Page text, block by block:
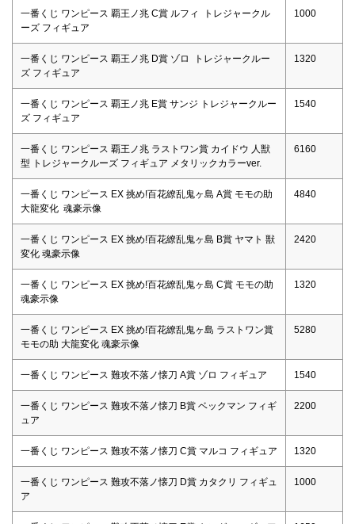
一番くじ ワンピース 覇王ノ兆 C賞 ルフィ トレジャークル
ーズ フィギュア
1000
一番くじ ワンピース 覇王ノ兆 D賞 ゾロ トレジャークルー
ズ フィギュア
1320
一番くじ ワンピース 覇王ノ兆 E賞 サンジ トレジャークルー
ズ フィギュア
1540
一番くじ ワンピース 覇王ノ兆 ラストワン賞 カイドウ 人獣
型 トレジャークルーズ フィギュア メタリックカラーver.
6160
一番くじ ワンピース EX 挑め!百花繚乱鬼ヶ島 A賞 モモの助
大龍変化 魂豪示像
4840
一番くじ ワンピース EX 挑め!百花繚乱鬼ヶ島 B賞 ヤマト 獣
変化 魂豪示像
2420
一番くじ ワンピース EX 挑め!百花繚乱鬼ヶ島 C賞 モモの助
魂豪示像
1320
一番くじ ワンピース EX 挑め!百花繚乱鬼ヶ島 ラストワン賞
モモの助 大龍変化 魂豪示像
5280
一番くじ ワンピース 難攻不落ノ懐刀 A賞 ゾロ フィギュア 1540
一番くじ ワンピース 難攻不落ノ懐刀 B賞 ベックマン フィギ
ュア
2200
一番くじ ワンピース 難攻不落ノ懐刀 C賞 マルコ フィギュア 1320
一番くじ ワンピース 難攻不落ノ懐刀 D賞 カタクリ フィギュ
ア
1000